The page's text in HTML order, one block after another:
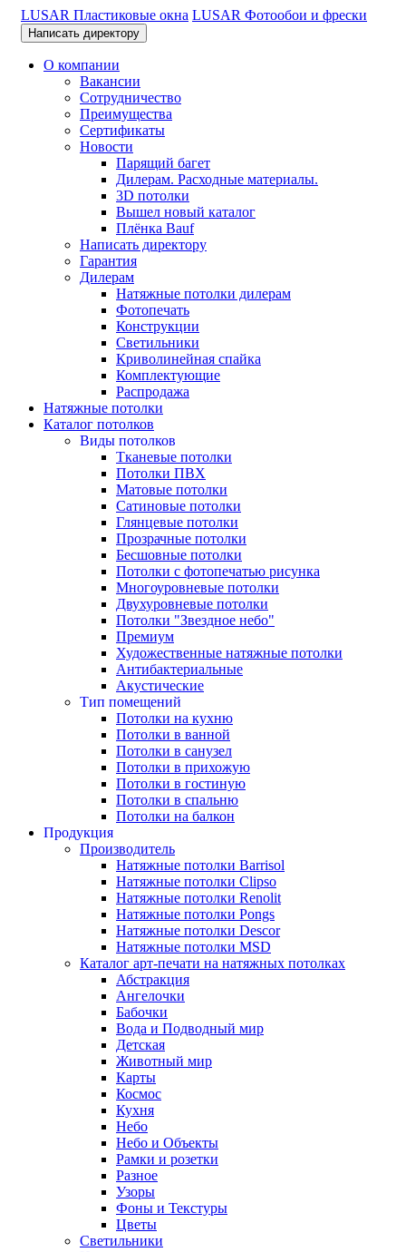
LUSAR Пластиковые окна LUSAR Фотообои и фрески
Написать директору
О компании
Вакансии
Сотрудничество
Преимущества
Сертификаты
Новости
Парящий багет
Дилерам. Расходные материалы.
3D потолки
Вышел новый каталог
Плёнка Bauf
Написать директору
Гарантия
Дилерам
Натяжные потолки дилерам
Фотопечать
Конструкции
Светильники
Криволинейная спайка
Комплектующие
Распродажа
Натяжные потолки
Каталог потолков
Виды потолков
Тканевые потолки
Потолки ПВХ
Матовые потолки
Сатиновые потолки
Глянцевые потолки
Прозрачные потолки
Бесшовные потолки
Потолки с фотопечатью рисунка
Многоуровневые потолки
Двухуровневые потолки
Потолки "Звездное небо"
Премиум
Художественные натяжные потолки
Антибактериальные
Акустические
Тип помещений
Потолки на кухню
Потолки в ванной
Потолки в санузел
Потолки в прихожую
Потолки в гостиную
Потолки в спальню
Потолки на балкон
Продукция
Производитель
Натяжные потолки Barrisol
Натяжные потолки Clipso
Натяжные потолки Renolit
Натяжные потолки Pongs
Натяжные потолки Descor
Натяжные потолки MSD
Каталог арт-печати на натяжных потолках
Абстракция
Ангелочки
Бабочки
Вода и Подводный мир
Детская
Животный мир
Карты
Космос
Кухня
Небо
Небо и Объекты
Рамки и розетки
Разное
Узоры
Фоны и Текстуры
Цветы
Светильники